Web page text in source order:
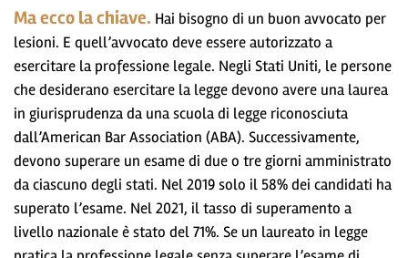
Ma ecco la chiave. Hai bisogno di un buon avvocato per
lesioni. E quell’avvocato deve essere autorizzato a
esercitare la professione legale. Negli Stati Uniti, le persone
che desiderano esercitare la legge devono avere una laurea
in giurisprudenza da una scuola di legge riconosciuta
dall’American Bar Association (ABA). Successivamente,
devono superare un esame di due o tre giorni amministrato
da ciascuno degli stati. Nel 2019 solo il 58% dei candidati ha
superato l’esame. Nel 2021, il tasso di superamento a
livello nazionale è stato del 71%. Se un laureato in legge